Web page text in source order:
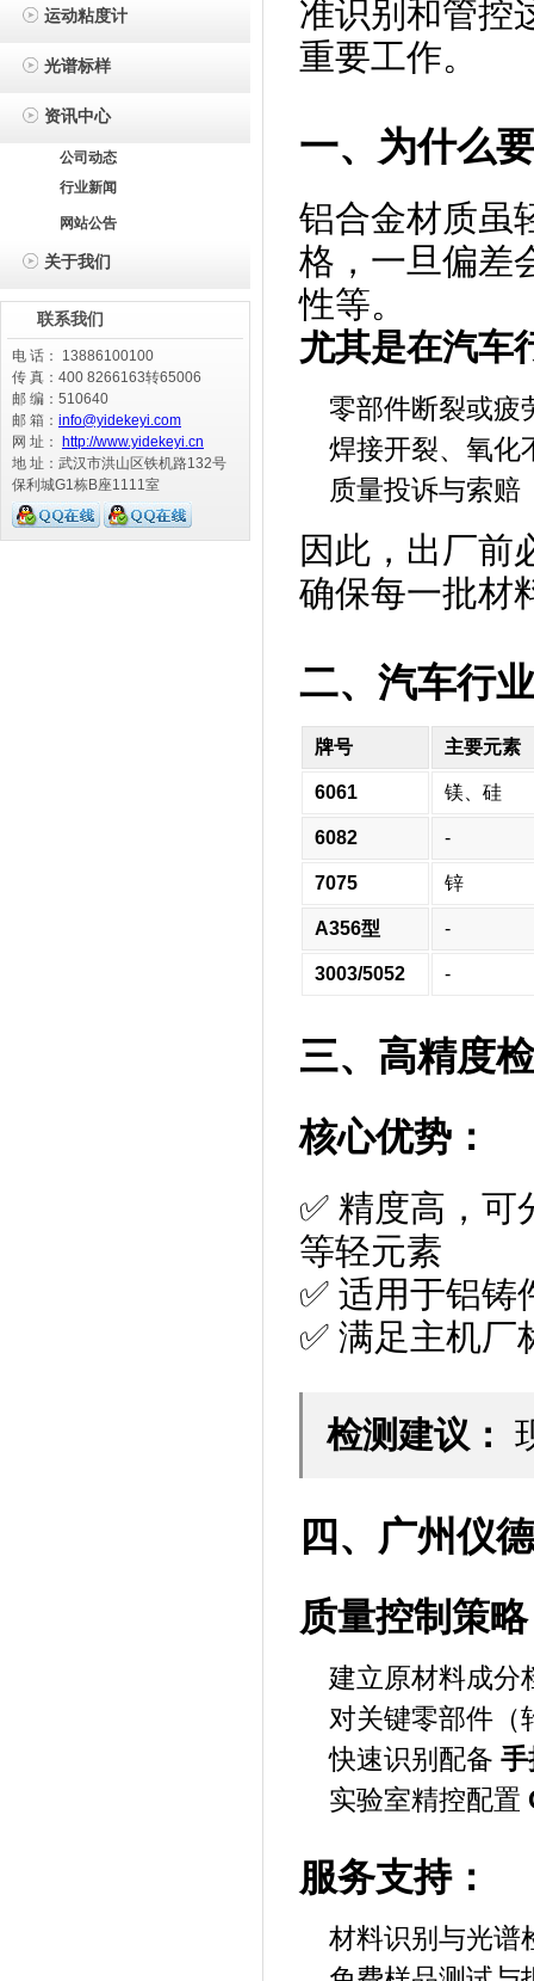
运动粘度计
光谱标样
资讯中心
公司动态
行业新闻
网站公告
关于我们
联系我们
电 话： 13886100100
传 真：400 8266163转65006
邮 编：510640
邮 箱： info@yidekeyi.com
网 址：
http://www.yidekeyi.cn
地 址：武汉市洪山区铁机路132号
保利城G1栋B座1111室
准识别和管控
重要工作。
一、为什么
铝合金材质虽
格，一旦偏差
性等。
尤其是在汽车
零部件断裂或疲
焊接开裂、氧化
质量投诉与索赔
因此，出厂前
确保每一批材
二、汽车行
牌号 主要元素
6061 镁、硅
6082 -
7075 锌
A356型 -
3003/5052 -
三、高精度
核心优势：
✅ 精度高，
等轻元素
✅ 适用于铝
✅ 满足主机
检测建议：
四、广州仪
质量控制策
建立原材料成分
对关键零部件
快速识别配备 手
实验室精控配置
服务支持：
材料识别与光谱